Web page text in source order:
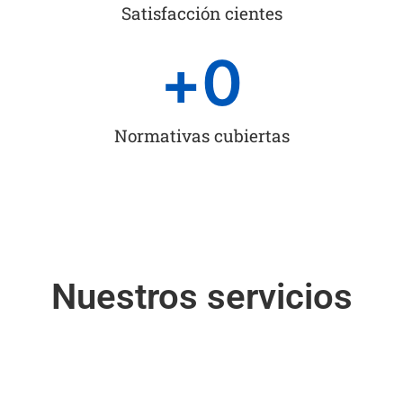
Satisfacción cientes
Normativas cubiertas
+0
Nuestros servicios